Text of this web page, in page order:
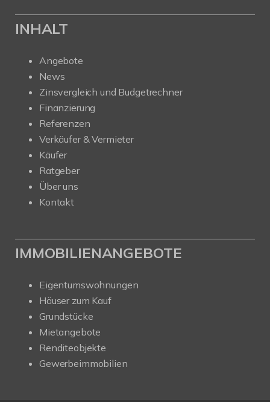
INHALT
Angebote
News
Zinsvergleich und Budgetrechner
Finanzierung
Referenzen
Verkäufer & Vermieter
Käufer
Ratgeber
Über uns
Kontakt
IMMOBILIENANGEBOTE
Eigentumswohnungen
Häuser zum Kauf
Grundstücke
Mietangebote
Renditeobjekte
Gewerbeimmobilien